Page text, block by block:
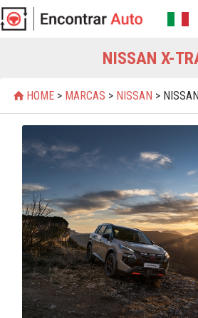
NISSAN X-
HOME > MARCAS > NISSAN >